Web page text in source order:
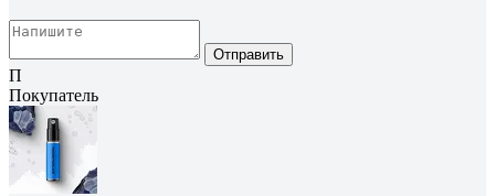
Отправить
П
Покупатель